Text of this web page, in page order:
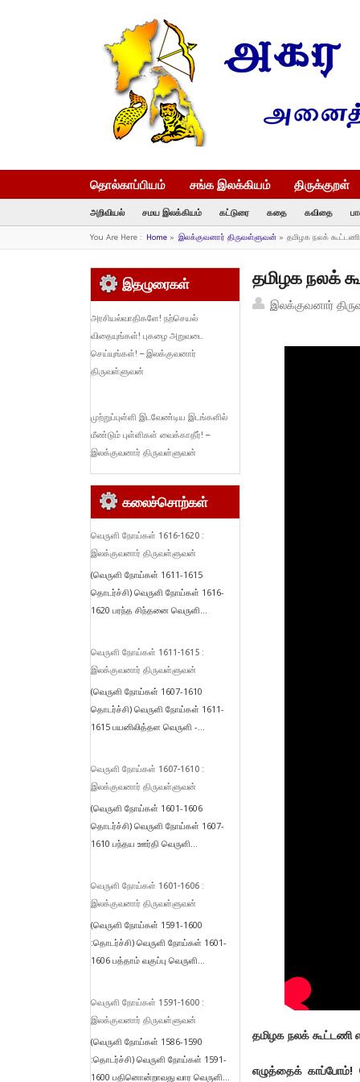
தொல்காப்பியம் சங்க இலக்கியம் திருக்குறள்
அறிவியல் சமய இலக்கியம் கட்டுரை கதை கவிதை
You Are Here : Home» இலக்குவனார் திருவள்ளுவன்» தமிழக நலக்
தமிழக நலக்
இலக்குவனார்
தமிழக நலக் கூட்டணி
எழுத்தைக்
இதழுரைகள்
அரசியல்வாதிகளே! நற்செயல்
விதையுங்கள்! புகழை அறுவடை
செய்யுங்கள்! – இலக்குவனார்
திருவள்ளுவன்
முற்றுப்புள்ளி இடவேண்டிய இடங்களில்
மீண்டும் புள்ளிகள் வைக்காதீர்! –
இலக்குவனார் திருவள்ளுவன்
கலைச்சொற்கள்
வெருளி நோய்கள் 1616-1620 :
இலக்குவனார் திருவள்ளுவன்
(வெருளி நோய்கள் 1611-1615
தொடர்ச்சி) வெருளி நோய்கள் 1616-
1620 பரந்த சிந்தனை வெருளி...
வெருளி நோய்கள் 1611-1615 :
இலக்குவனார் திருவள்ளுவன்
(வெருளி நோய்கள் 1607-1610
தொடர்ச்சி) வெருளி நோய்கள் 1611-
1615 பயனிலித்தள வெருளி -...
வெருளி நோய்கள் 1607-1610 :
இலக்குவனார் திருவள்ளுவன்
(வெருளி நோய்கள் 1601-1606
தொடர்ச்சி) வெருளி நோய்கள் 1607-
1610 பந்தய ஊர்தி வெருளி...
வெருளி நோய்கள் 1601-1606 :
இலக்குவனார் திருவள்ளுவன்
(வெருளி நோய்கள் 1591-1600
:தொடர்ச்சி) வெருளி நோய்கள் 1601-
1606 பத்தாம் வகுப்பு வெருளி...
வெருளி நோய்கள் 1591-1600 :
இலக்குவனார் திருவள்ளுவன்
(வெருளி நோய்கள் 1586-1590
:தொடர்ச்சி) வெருளி நோய்கள் 1591-
1600 பதினொன்றாவது வார வெருளி...